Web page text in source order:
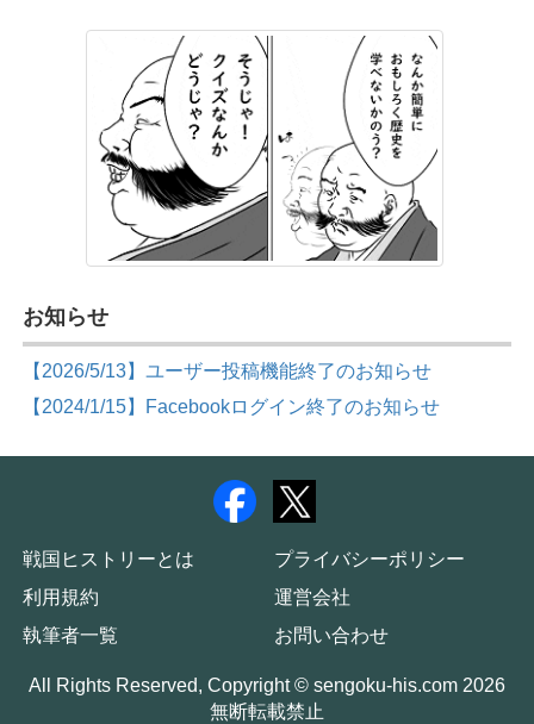
お知らせ
【2026/5/13】ユーザー投稿機能終了のお知らせ
【2024/1/15】Facebookログイン終了のお知らせ
戦国ヒストリーとは
プライバシーポリシー
利用規約
運営会社
執筆者一覧
お問い合わせ
All Rights Reserved, Copyright © sengoku-his.com 2026
無断転載禁止